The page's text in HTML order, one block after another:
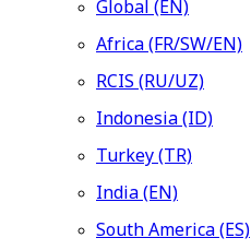
Global (EN)
Africa (FR/SW/EN)
RCIS (RU/UZ)
Indonesia (ID)
Turkey (TR)
India (EN)
South America (ES)